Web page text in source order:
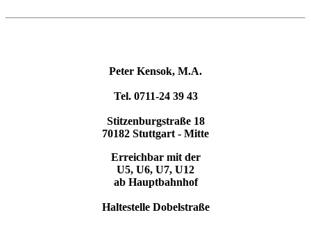
Peter Kensok, M.A.
Tel. 0711-24 39 43
Stitzenburgstraße 18
70182 Stuttgart - Mitte
Erreichbar mit der
U5, U6, U7, U12
ab Hauptbahnhof
Haltestelle Dobelstraße